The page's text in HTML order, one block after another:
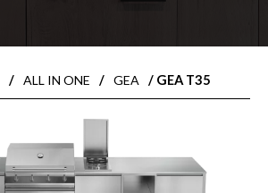
/ ALL IN ONE / GEA / GEA T35